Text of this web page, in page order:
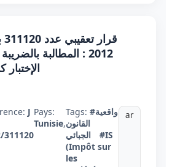
2012 : المطالبة
J
311120
Pays:
Tunisie,
Tags: #واقعية
القانون
الجبائي
#IS
(Impôt sur
les
ar